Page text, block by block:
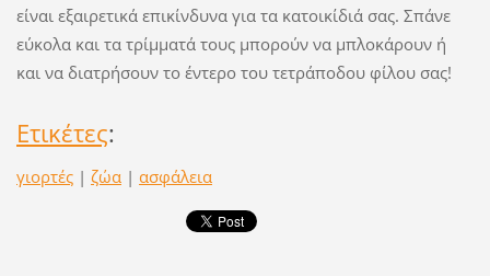
είναι εξαιρετικά επικίνδυνα για τα κατοικίδιά σας. Σπάνε
εύκολα και τα τρίμματά τους μπορούν να μπλοκάρουν ή
και να διατρήσουν το έντερο του τετράποδου φίλου σας!
Ετικέτες:
γιορτές | ζώα | ασφάλεια